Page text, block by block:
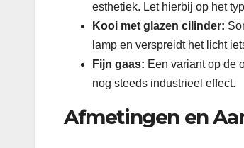
esthetiek. Let hierbij op het
Kooi met glazen cilinder:
lamp en verspreidt het licht
Fijn gaas: Een variant op de
nog steeds industrieel effect.
Afmetingen en